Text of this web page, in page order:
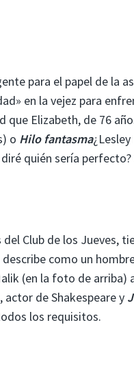
para el papel de la
en la vejez para
Elizabeth, de 76
o Hilo fantasma
quién sería
Club de los Jueves,
como un
(en la foto de arriba)
actor de Shakespeare y
los requisitos.